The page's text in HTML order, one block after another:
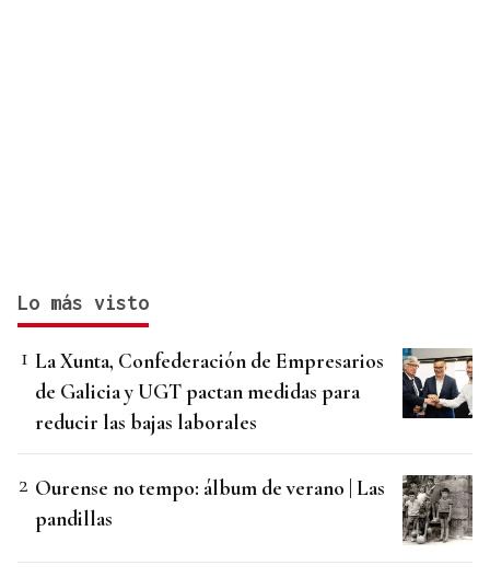
Lo más visto
La Xunta, Confederación de Empresarios
de Galicia y UGT pactan medidas para
reducir las bajas laborales
Ourense no tempo: álbum de verano | Las
pandillas